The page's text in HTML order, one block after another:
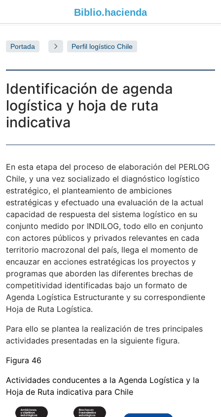
Biblio. hacienda
Portada Perfil logístico Chile
Identificación de agenda
logística y hoja de ruta
indicativa
En esta etapa del proceso de elaboración del PERLOG
Chile, y una vez socializado el diagnóstico logístico
estratégico, el planteamiento de ambiciones
estratégicas y efectuado una evaluación de la actual
capacidad de respuesta del sistema logístico en su
conjunto medido por INDILOG, todo ello en conjunto
con actores públicos y privados relevantes en cada
territorio macrozonal del país, llega el momento de
encauzar en acciones estratégicas los proyectos y
programas que aborden las diferentes brechas de
competitividad identificadas bajo un formato de
Agenda Logística Estructurante y su correspondiente
Hoja de Ruta Logística.
Para ello se plantea la realización de tres principales
actividades presentadas en la siguiente figura.
Figura 46
Actividades conducentes a la Agenda Logística y la
Hoja de Ruta indicativa para Chile